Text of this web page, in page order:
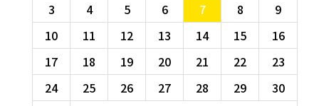
3
4 5 6 7 8
9
10
11 12 13 14 15
16
17
18 19 20 21 22
23
24
25 26 27 28 29
30